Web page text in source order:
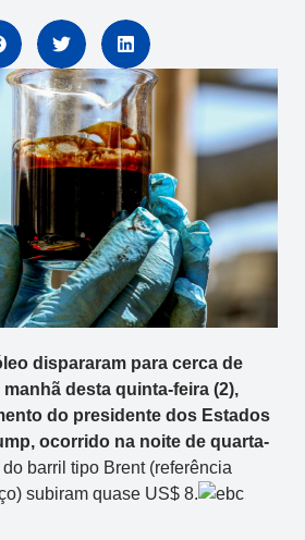
dispararam para cerca de
desta quinta-feira (2),
do presidente dos Estados
ocorrido na noite de quarta-
barril tipo Brent (referência
subiram quase US$ 8.